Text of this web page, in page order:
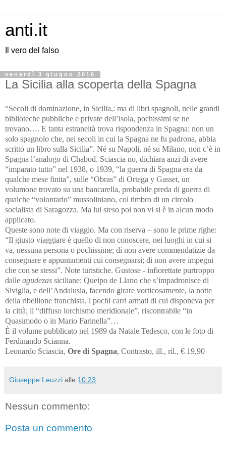
anti.it
Il vero del falso
venerdì 3 giugno 2016
La Sicilia alla scoperta della Spagna
“Secoli di dominazione, in Sicilia,: ma di libri spagnoli, nelle grandi
biblioteche pubbliche e private dell’isola, pochissimi se ne
trovano…. E tanta estraneità trova rispondenza in Spagna: non un
solo spagnolo che, nei secoli in cui la Spagna ne fu padrona, abbia
scritto un libro sulla Sicilia”. Né su Napoli, né su Milano, non c’è in
Spagna l’analogo di Chabod. Sciascia no, dichiara anzi di avere
“imparato tutto” nel 1938, o 1939, “la guerra di Spagna era da
qualche mese finita”, sulle “Obras” di Ortega y Gasset, un
volumone trovato su una bancarella, probabile preda di guerra di
qualche “volontario” mussoliniano, col timbro di un circolo
socialista di Saragozza. Ma lui steso poi non vi si è in alcun modo
applicato.
Queste sono note di viaggio. Ma con riserva – sono le prime righe:
“Il giusto viaggiare è quello di non conoscere, nei luoghi in cui si
va, nessuna persona o pochissime; di non avere commendatizie da
consegnare e appuntamenti cui consegnarsi; di non avere impegni
che con se stessi”. Note turistiche. Gustose - infiorettate purtroppo
dalle agudezas siciliane: Queipo de Llano che s’impadronisce di
Siviglia, e dell’Andalusia, facendo girare vorticosamente, la notte
della ribellione franchista, i pochi carri armati di cui disponeva per
la città; il “diffuso lorchismo meridionale”, riscontrabile “in
Quasimodo o in Mario Farinella”…
È il volume pubblicato nel 1989 da Natale Tedesco, con le foto di
Ferdinando Scianna.
Leonardo Sciascia, Ore di Spagna, Contrasto, ill., ril., € 19,90
Giuseppe Leuzzi alle 10:23
Nessun commento:
Posta un commento